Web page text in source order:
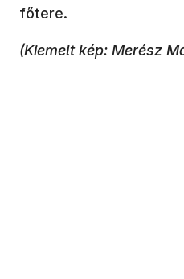
főtere.
(Kiemelt kép: Merész